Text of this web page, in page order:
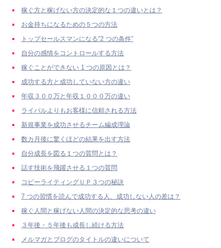
稼ぐ方と稼げない方の決定的な１つの違いとは？
お金持ちになるための５つの方法
トップセールスマンになる“2 つの条件”
自分の感情をコントロールする方法
稼ぐことができない 1 つの原因とは？
成功する方と成功していない方の違い
年収３００万と年収１０００万の違い
ライバルよりもお客様に信頼される方法
新規事業を成功させるチーム編成理論
数カ月後に驚くほどの結果を出す方法
自分成長を図る１つの質問とは？
話す技術を飛躍させる１つの質問
コピーライティングＵＰ３つの秘訣
7 つの習慣を読んで成功する人、成功しない人の差は？
稼ぐ人間と稼げない人間の決定的な思考の違い
３年後・５年後も成長し続ける方法
メルマガとブログのタイトルの違いについて